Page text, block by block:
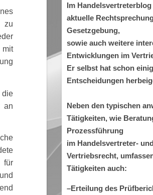
zu
an
für
Im
aktuelle
Gesetzgebung,
sowie auch weitere
Entwicklungen im
Er selbst hat schon
Entscheidungen
Neben den typischen
Tätigkeiten, wie
Prozessführung
im Handelsvertreter- und
Vertriebsrecht,
Tätigkeiten auch:
–Erteilung des